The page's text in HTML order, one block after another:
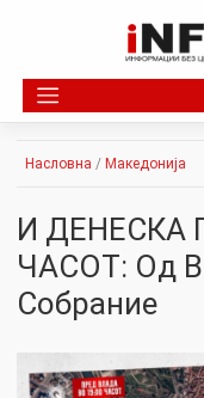
Насловна / Македонија
И ДЕНЕСКА
ЧАСОТ: Од
Собрание